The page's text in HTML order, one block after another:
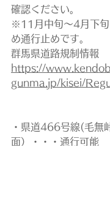
確認ください。
※11月中旬～4月下旬
め通行止めです。
群馬県道路規制情報
https://
gunma.jp/kisei/
・県道466号線(毛無
面）・・・通行可能